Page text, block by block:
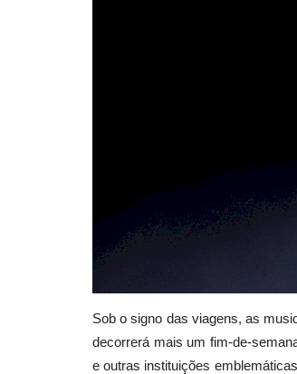
Sob o signo das viagens, as
decorrerá mais um fim-de-
e outras instituições